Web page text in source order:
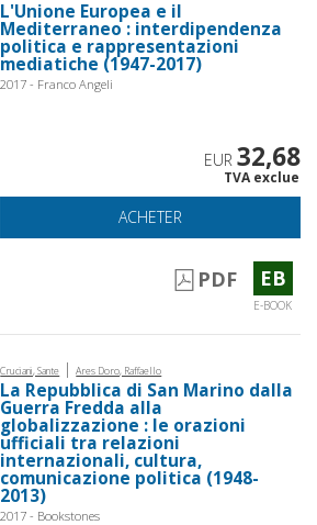
L'Unione Europea e il
Mediterraneo : interdipendenza
politica e rappresentazioni
mediatiche (1947-2017)
2017 - Franco Angeli
EUR 32,68
TVA exclue
ACHETER
PDF EB
E-BOOK
Cruciani, Sante | Ares Doro, Raffaello
La Repubblica di San Marino dalla
Guerra Fredda alla
globalizzazione : le orazioni
ufficiali tra relazioni
internazionali, cultura,
comunicazione politica (1948-
2013)
2017 - Bookstones